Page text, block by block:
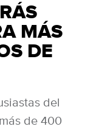
MÁS
DE
del
de 400